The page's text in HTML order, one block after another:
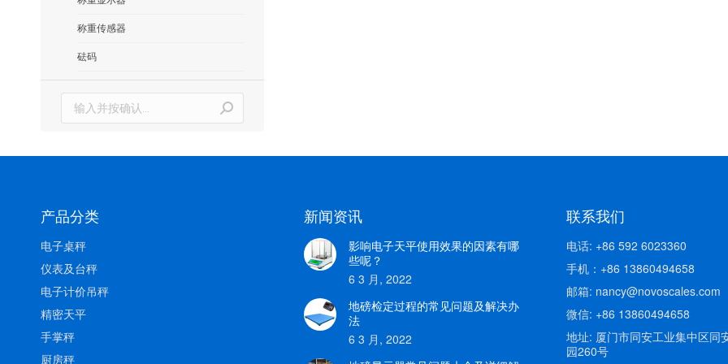
称重传感器
砝码
索：
产品分类
电子桌秤
仪表及台秤
电子计价吊秤
精密天平
手掌秤
厨房秤
新闻资讯
影响电子天平使用效果的因素有哪
些呢？
6 3 月, 2022
地磅检定过程的常见问题及解决办
法
6 3 月, 2022
联系我们
电话: +86 592 6023360
手机：+86 13860494658
邮箱: nancy@novoscales.com
微信: +86 13860494658
地址: 厦门市同安工业集中区同
园260号